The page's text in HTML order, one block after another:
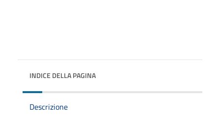
INDICE DELLA PAGINA
Descrizione